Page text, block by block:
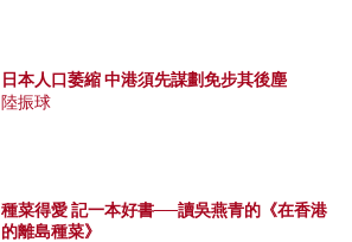
日本人口萎縮 中港須先謀劃免步其後塵
陸振球
種菜得愛 記一本好書──讀吳燕青的《在香港
的離島種菜》